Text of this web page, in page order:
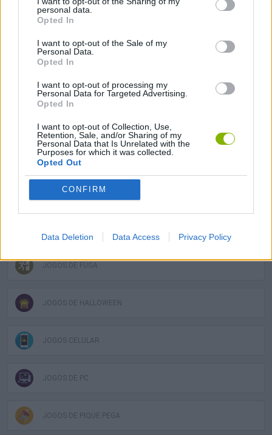
personal data.
Opted In
I want to opt-out of the Sale of my
Personal Data.
Opted In
I want to opt-out of processing my
Personal Data for Targeted Advertising.
Opted In
I want to opt-out of Collection, Use,
Retention, Sale, and/or Sharing of my
Personal Data that Is Unrelated with the
Purposes for which it was collected.
Opted Out
CONFIRM
Data Deletion Data Access Privacy Policy
JOGOS DE AVENTURAS
JOGOS DE AÇÃO
COLEÇÕES DE JOGOS
JOGOS EM 3D
JOGOS DE FUGA
JOGOS DE HALLOWEEN
JOGOS CELULAR
JOGOS DE PC
JOGOS DE PIQUE PEGA